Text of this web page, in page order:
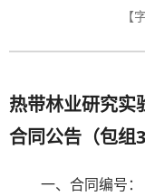
【
热带林业研究实
合同公告 （包组
一、合同编号：